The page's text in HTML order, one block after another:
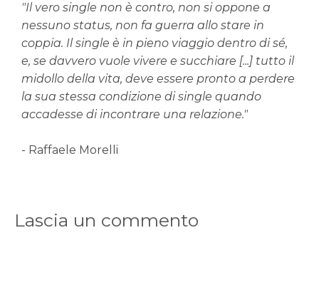
"Il vero single non è contro, non si oppone a
nessuno status, non fa guerra allo stare in
coppia. Il single è in pieno viaggio dentro di sé,
e, se davvero vuole vivere e succhiare [...] tutto il
midollo della vita, deve essere pronto a perdere
la sua stessa condizione di single quando
accadesse di incontrare una relazione."
- Raffaele Morelli
Lascia un commento